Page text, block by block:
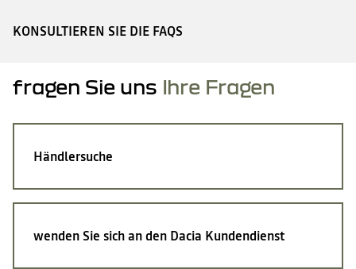
KONSULTIEREN SIE DIE FAQS
fragen Sie uns Ihre Fragen
Händlersuche
wenden Sie sich an den Dacia Kundendienst